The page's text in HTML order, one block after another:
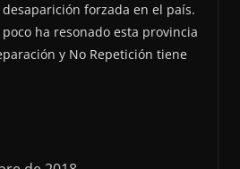
forzada en el país.
ha resonado esta provincia
y No Repetición tiene